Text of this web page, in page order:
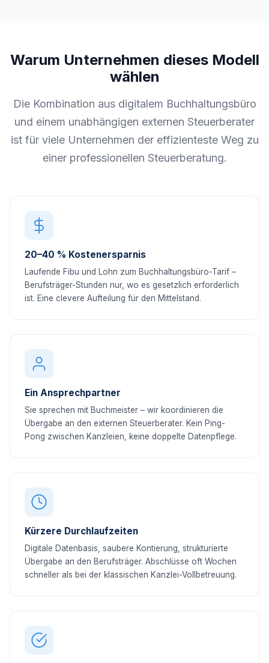
Warum Unternehmen dieses Modell
wählen
Die Kombination aus digitalem Buchhaltungsbüro
und einem unabhängigen externen Steuerberater
ist für viele Unternehmen der effizienteste Weg zu
einer professionellen Steuerberatung.
20–40 % Kostenersparnis
Laufende Fibu und Lohn zum Buchhaltungsbüro-Tarif –
Berufsträger-Stunden nur, wo es gesetzlich erforderlich
ist. Eine clevere Aufteilung für den Mittelstand.
Ein Ansprechpartner
Sie sprechen mit Buchmeister – wir koordinieren die
Übergabe an den externen Steuerberater. Kein Ping-
Pong zwischen Kanzleien, keine doppelte Datenpflege.
Kürzere Durchlaufzeiten
Digitale Datenbasis, saubere Kontierung, strukturierte
Übergabe an den Berufsträger. Abschlüsse oft Wochen
schneller als bei der klassischen Kanzlei-Vollbetreuung.